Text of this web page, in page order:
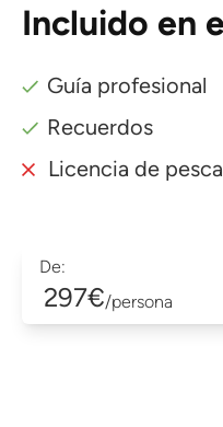
Incluido en
Guía profesional
Recuerdos
Licencia de pesca
De:
297€/persona